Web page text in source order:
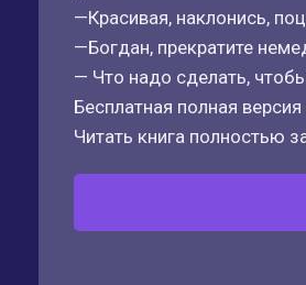
—Красивая, наклонись,
—Богдан, прекратите
— Что надо сделать,
Бесплатная полная версия
Читать книга полностью